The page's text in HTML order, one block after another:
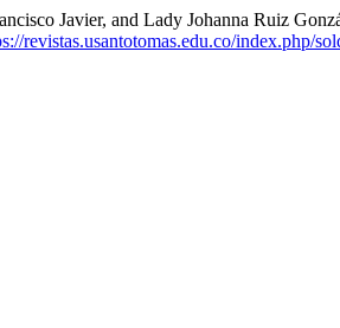
Javier, and Lady Johanna Ruiz
revistas.usantotomas.edu.co/index.php/